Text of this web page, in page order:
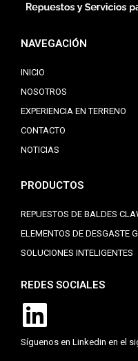
NAVEGACIÓN
INICIO
NOSOTROS
EXPERIENCIA EN TERRENO
CONTACTO
NOTICIAS
PRODUCTOS
REPUESTOS DE BALDES
ELEMENTOS DE DESGASTE
SOLUCIONES INTELIGENTES
REDES SOCIALES
Síguenos en Linkedin en el